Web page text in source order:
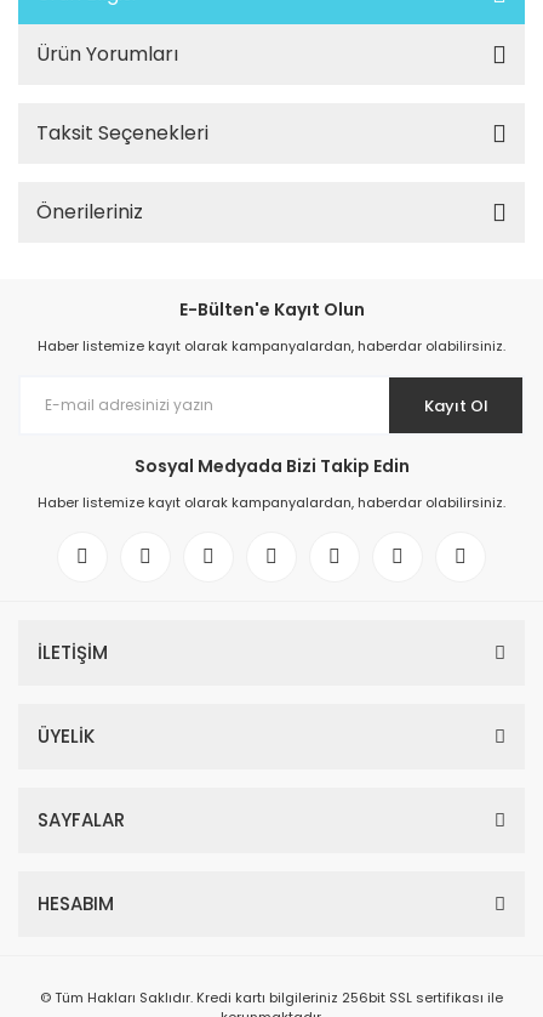
Ürün Yorumları
Taksit Seçenekleri
Önerileriniz
E-Bülten'e Kayıt Olun
Haber listemize kayıt olarak kampanyalardan, haberdar olabilirsiniz.
Kayıt Ol
Sosyal Medyada Bizi Takip Edin
Haber listemize kayıt olarak kampanyalardan, haberdar olabilirsiniz.
İLETİŞİM
ÜYELİK
SAYFALAR
HESABIM
© Tüm Hakları Saklıdır. Kredi kartı bilgileriniz 256bit SSL sertifikası ile